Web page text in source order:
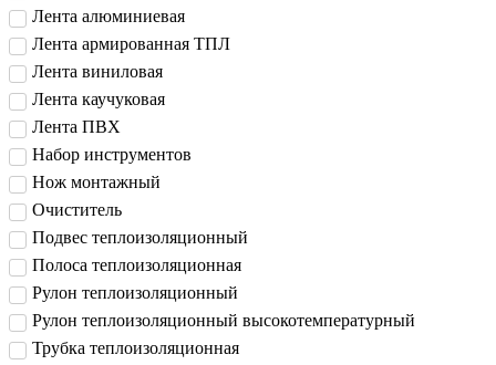
Лента алюминиевая
Лента армированная ТПЛ
Лента виниловая
Лента каучуковая
Лента ПВХ
Набор инструментов
Нож монтажный
Очиститель
Подвес теплоизоляционный
Полоса теплоизоляционная
Рулон теплоизоляционный
Рулон теплоизоляционный высокотемпературный
Трубка теплоизоляционная